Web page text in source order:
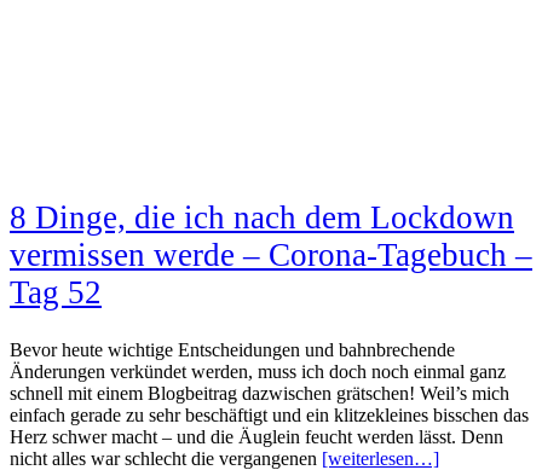
8 Dinge, die ich nach dem Lockdown
vermissen werde – Corona-Tagebuch –
Tag 52
Bevor heute wichtige Entscheidungen und bahnbrechende
Änderungen verkündet werden, muss ich doch noch einmal ganz
schnell mit einem Blogbeitrag dazwischen grätschen! Weil’s mich
einfach gerade zu sehr beschäftigt und ein klitzekleines bisschen das
Herz schwer macht – und die Äuglein feucht werden lässt. Denn
nicht alles war schlecht die vergangenen [weiterlesen…]